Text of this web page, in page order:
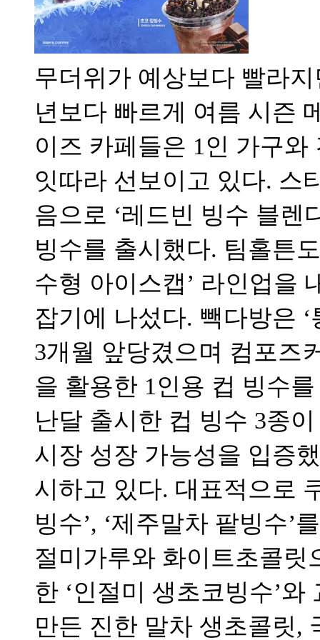
무더위가 예상보다 빨라
년보다 빠르게 여름 시즌
이즈 카페들은 1인 가구
잇따라 선보이고 있다. 스
음으로 ‘레드빈 빙수 블렌
빙수를 출시했다. 팀홀튼
수형 아이스캡’ 라인업을
잡기에 나섰다. 빽다방은
3개월 앞당겼으며 컴포즈
을 활용한 1인용 컵 빙수
난달 출시한 컵 빙수 3종
시장 성장 가능성을 입증
시하고 있다. 대표적으로
빙수’, ‘제주말차 팥빙수’
절미가루와 화이트초콜릿
한 ‘인절미 생초코빙수’
만든 진한 말차 생초콜릿,